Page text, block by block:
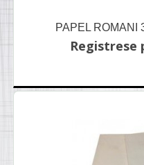
PAPEL ROMANI
Registrese